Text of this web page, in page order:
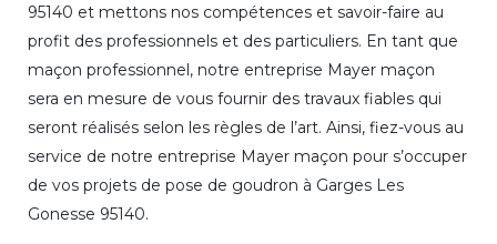
95140 et mettons nos compétences et savoir-faire au
profit des professionnels et des particuliers. En tant que
maçon professionnel, notre entreprise Mayer maçon
sera en mesure de vous fournir des travaux fiables qui
seront réalisés selon les règles de l’art. Ainsi, fiez-vous au
service de notre entreprise Mayer maçon pour s’occuper
de vos projets de pose de goudron à Garges Les
Gonesse 95140.